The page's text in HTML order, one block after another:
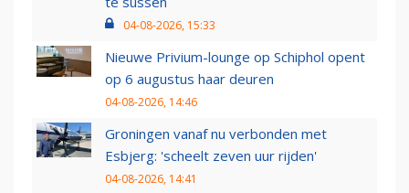
04-08-2026, 15:33
Nieuwe Privium-lounge op Schiphol opent
op 6 augustus haar deuren
04-08-2026, 14:46
Groningen vanaf nu verbonden met
Esbjerg: 'scheelt zeven uur rijden'
04-08-2026, 14:41